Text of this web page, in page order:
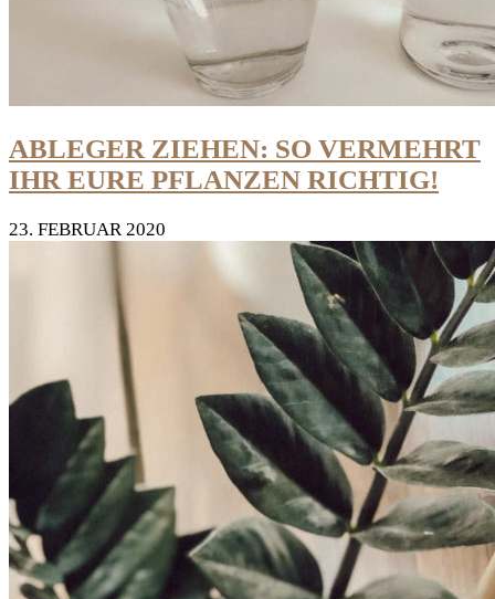
ABLEGER ZIEHEN: SO VERMEHRT
IHR EURE PFLANZEN RICHTIG!
23. FEBRUAR 2020